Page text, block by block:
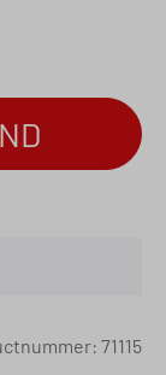
71115